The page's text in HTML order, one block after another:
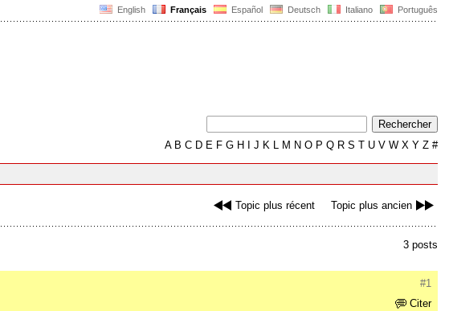
English Français Español Deutsch Italiano Português
AB C D E F G H J K L M N O P Q R S T U V W X Y Z #
Topic plus récent Topic plus ancien
3 posts
#1
Citer